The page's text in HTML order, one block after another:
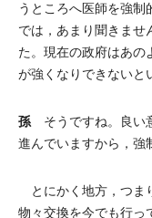
うところへ医師を強制
では，あまり聞きませ
た。現在の政府はあの
が強くなりできないと
孫 そうですね。良い
進んでいますから，強
とにかく地方，つま
物々交換を今でも行っ